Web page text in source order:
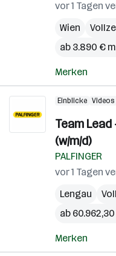
vor 1 Tagen
Wien
ab 3.890 €
Merken
Einblicke Videos
Team
(w/m/d)
PALFINGER
vor 1 Tagen
Lengau
ab
Merken